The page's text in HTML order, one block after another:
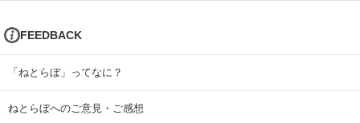
FEEDBACK
「ねとらぼ」ってなに？
ねとらぼへのご意見・ご感想